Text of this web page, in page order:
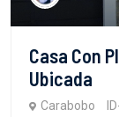
Casa Con
Ubicada
Carabobo